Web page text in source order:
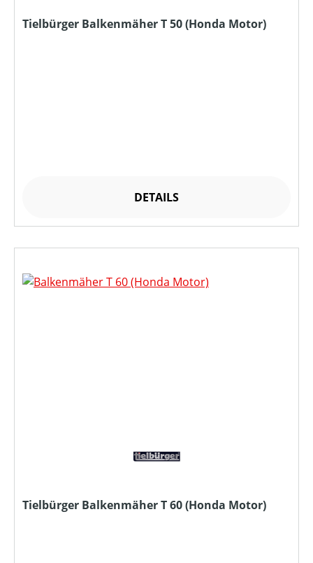
Tielbürger Balkenmäher T 50 (Honda Motor)
DETAILS
Tielbürger Balkenmäher T 60 (Honda Motor)